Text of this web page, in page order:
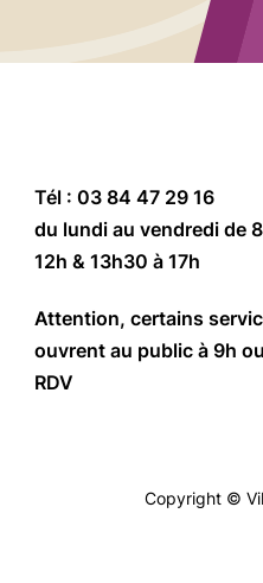
Tél : 03 84 47 29 16
du lundi au vendredi de
12h & 13h30 à 17h
Attention, certains
ouvrent au public à 9h
RDV
Copyright ©